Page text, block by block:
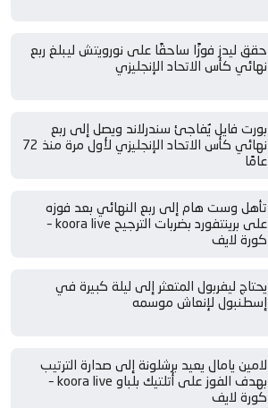
حقق ليدز فوزًا ساحقًا على نورويتش ليبلغ ربع
نهائي كأس الاتحاد الإنجليزي
بورت فايل يُفاجئ سندرلاند ويصل إلى ربع
نهائي كأس الاتحاد الإنجليزي لأول مرة منذ 72
عامًا
تأهل وست هام إلى ربع النهائي بعد فوزه
على برينتفورد بضربات الترجيح koora live –
كورة لايف
يحتاج ليفربول المتعثر إلى ليلة كبيرة في
إسطنبول لإنعاش موسمه
لامين يامال يعيد برشلونة إلى صدارة الترتيب
بهدف الفوز على أتلتيك بلباو koora live –
كورة لايف